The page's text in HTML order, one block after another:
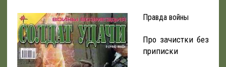
Правда войны
Про зачистки без
приписки